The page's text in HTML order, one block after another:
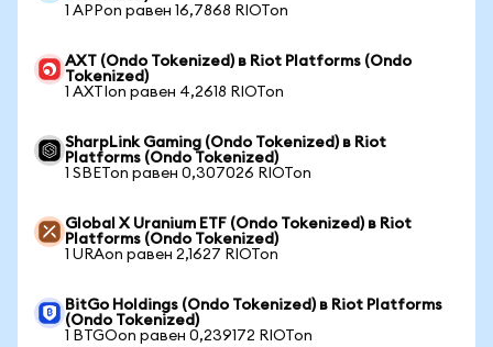
1 APPon равен 16,7868 RIOTon
AXT (Ondo Tokenized) в Riot Platforms (Ondo
Tokenized)
1 AXTIon равен 4,2618 RIOTon
SharpLink Gaming (Ondo Tokenized) в Riot
Platforms (Ondo Tokenized)
1 SBETon равен 0,307026 RIOTon
Global X Uranium ETF (Ondo Tokenized) в Riot
Platforms (Ondo Tokenized)
1 URAon равен 2,1627 RIOTon
BitGo Holdings (Ondo Tokenized) в Riot Platforms
(Ondo Tokenized)
1 BTGOon равен 0,239172 RIOTon